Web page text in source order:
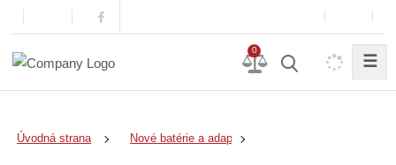
0
☰
Úvodná strana Nové batérie a adaptéry